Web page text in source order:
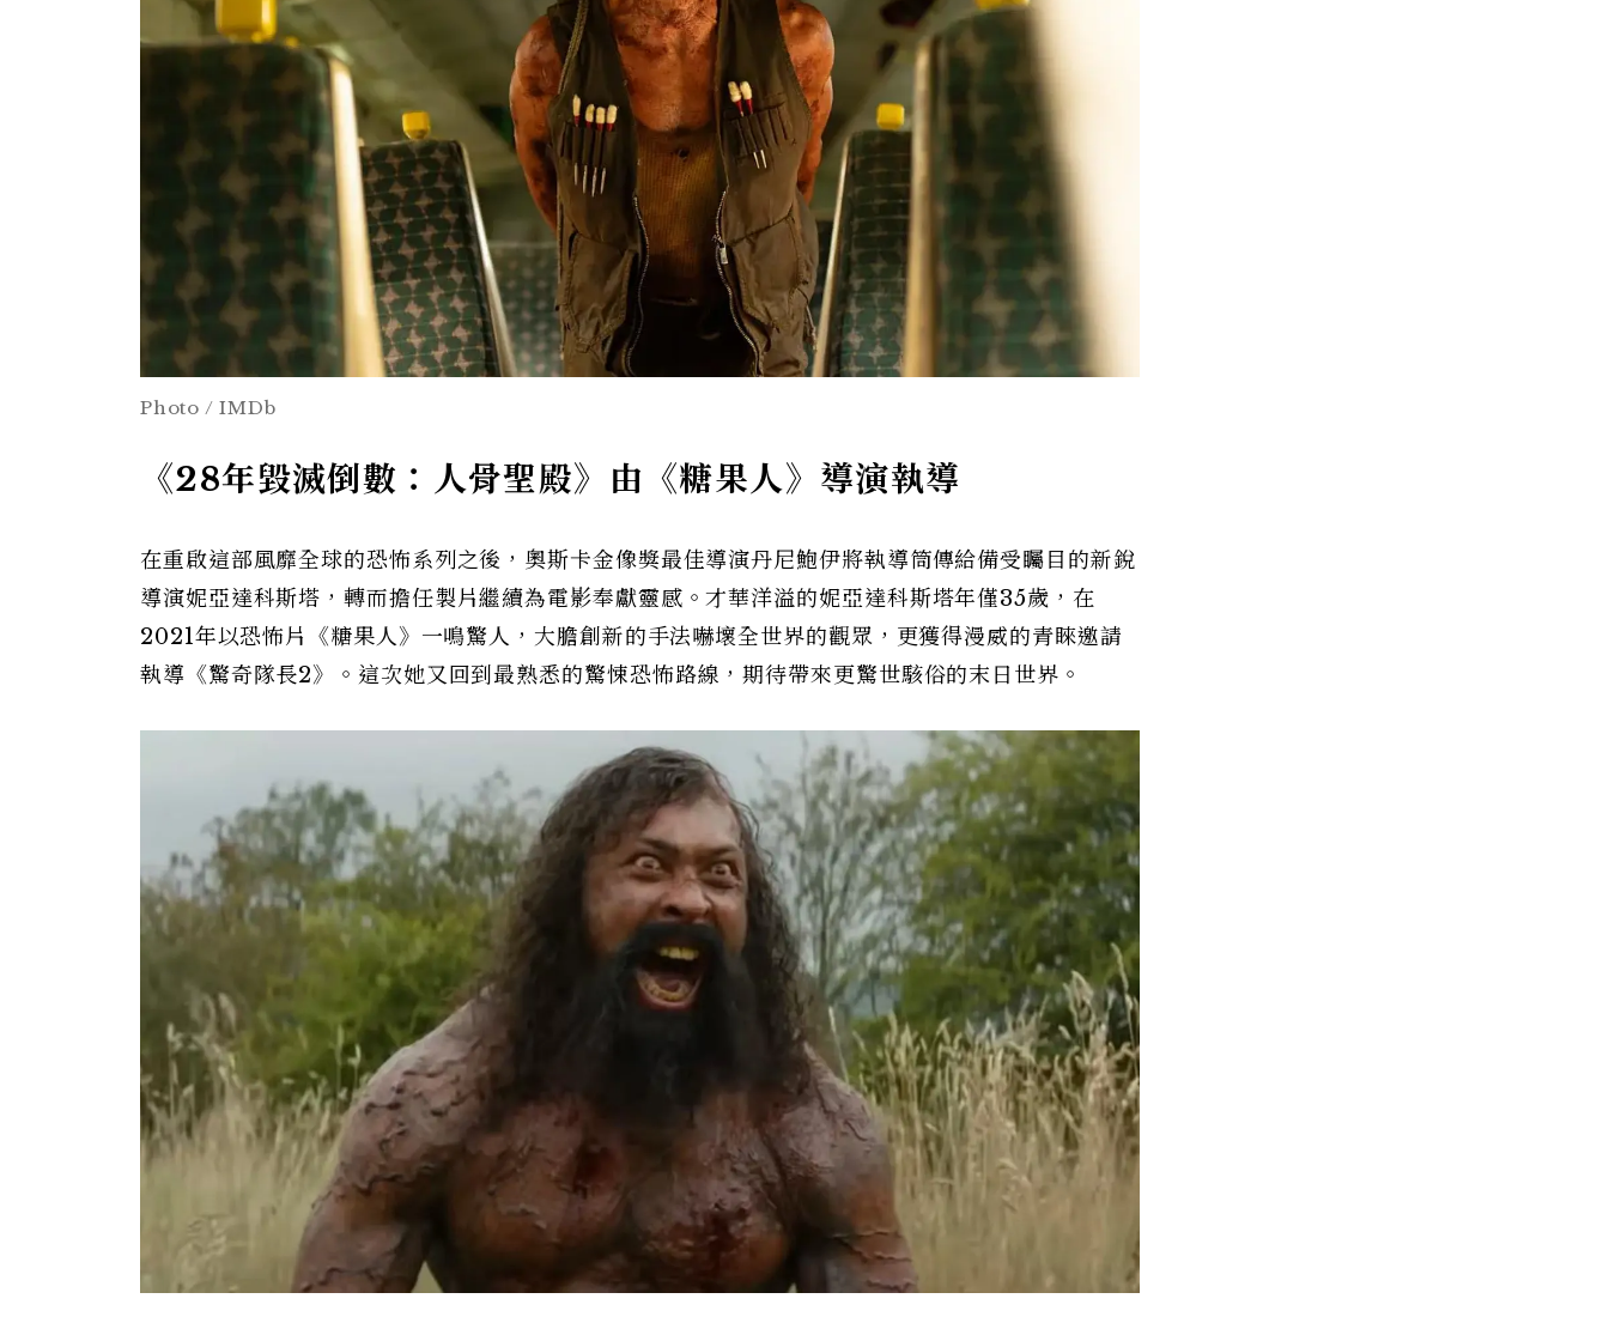
Photo / IMDb
《28年毀滅倒數：人骨聖殿》由《糖果人》導演執導
在重啟這部風靡全球的恐怖系列之後，奧斯卡金像獎最佳導演丹尼鮑伊將執導筒傳給備受矚目的新銳
導演妮亞達科斯塔，轉而擔任製片繼續為電影奉獻靈感。才華洋溢的妮亞達科斯塔年僅35歲，在
2021年以恐怖片《糖果人》一鳴驚人，大膽創新的手法嚇壞全世界的觀眾，更獲得漫威的青睞邀請
執導《驚奇隊長2》。這次她又回到最熟悉的驚悚恐怖路線，期待帶來更驚世駭俗的末日世界。